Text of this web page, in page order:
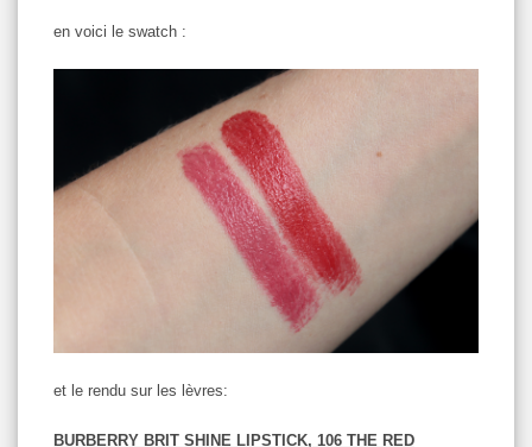
en voici le swatch :
et le rendu sur les lèvres:
BURBERRY BRIT SHINE LIPSTICK, 106 THE RED